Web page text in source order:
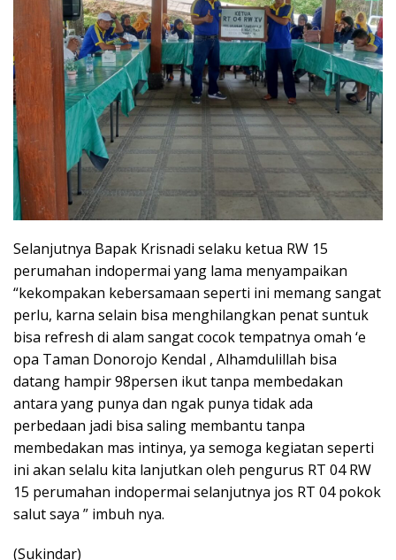
Selanjutnya Bapak Krisnadi selaku ketua RW 15
perumahan indopermai yang lama menyampaikan
“kekompakan kebersamaan seperti ini memang sangat
perlu, karna selain bisa menghilangkan penat suntuk
bisa refresh di alam sangat cocok tempatnya omah ‘e
opa Taman Donorojo Kendal , Alhamdulillah bisa
datang hampir 98persen ikut tanpa membedakan
antara yang punya dan ngak punya tidak ada
perbedaan jadi bisa saling membantu tanpa
membedakan mas intinya, ya semoga kegiatan seperti
ini akan selalu kita lanjutkan oleh pengurus RT 04 RW
15 perumahan indopermai selanjutnya jos RT 04 pokok
salut saya ” imbuh nya.
(Sukindar)